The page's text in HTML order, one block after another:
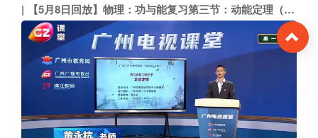
【5月8日回放】物理：功与能复习第三节：动能定理（市二中 黄永杭）